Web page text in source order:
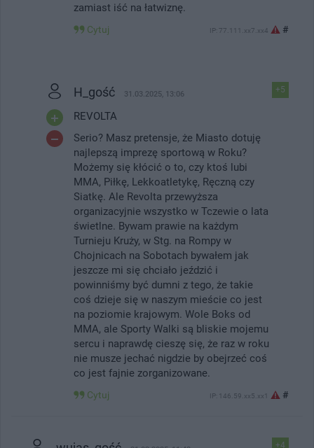
zamiast iść na łatwiznę.
Cytuj IP: 77.111.xx7.xx4 #
+5
H_gość 31.03.2025, 13:06
REVOLTA
Serio? Masz pretensje, że Miasto dotuję
najlepszą imprezę sportową w Roku?
Możemy się kłócić o to, czy ktoś lubi
MMA, Piłkę, Lekkoatletykę, Ręczną czy
Siatkę. Ale Revolta przewyższa
organizacyjnie wszystko w Tczewie o lata
świetlne. Bywam prawie na każdym
Turnieju Kruży, w Stg. na Rompy w
Chojnicach na Sobotach bywałem jak
jeszcze mi się chciało jeździć i
powinniśmy być dumni z tego, że takie
coś dzieje się w naszym mieście co jest
na poziomie krajowym. Wole Boks od
MMA, ale Sporty Walki są bliskie mojemu
sercu i naprawdę cieszę się, że raz w roku
nie musze jechać nigdzie by obejrzeć coś
co jest fajnie zorganizowane.
Cytuj IP: 146.59.xx5.xx1 #
+4